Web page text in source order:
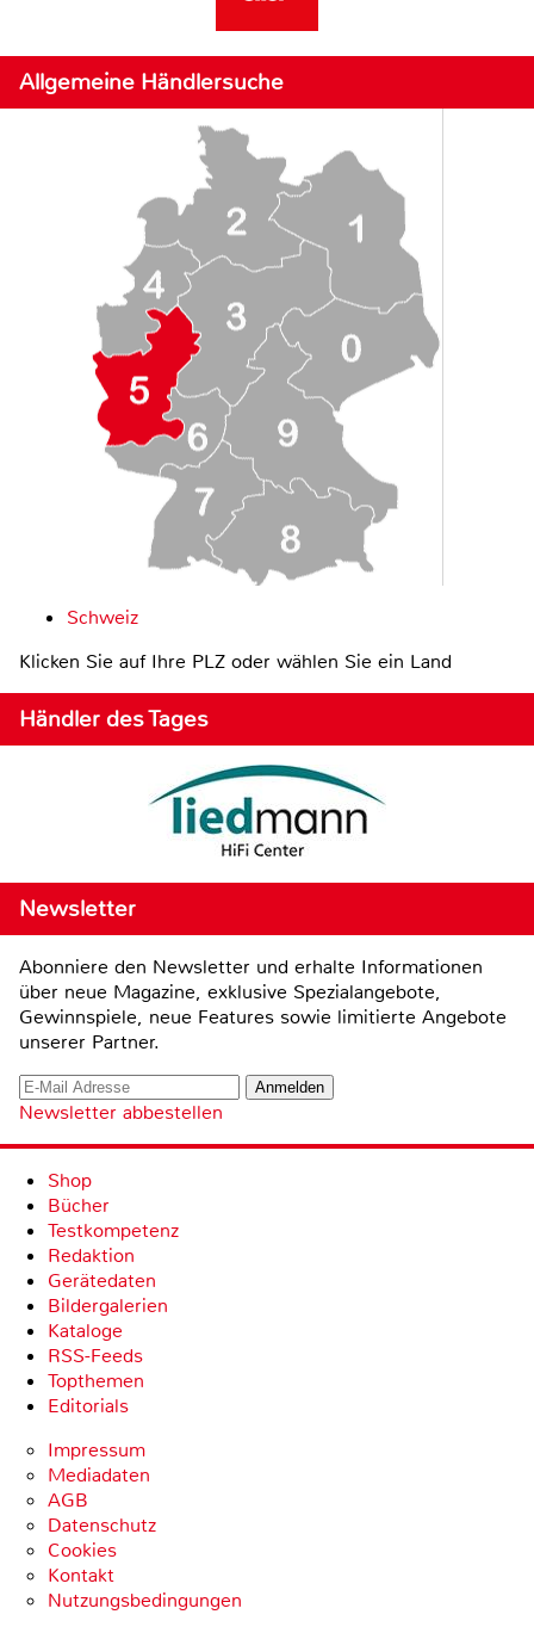
Allgemeine Händlersuche
Schweiz
Klicken Sie auf Ihre PLZ oder wählen Sie ein Land
Händler des Tages
Newsletter
Abonniere den Newsletter und erhalte Informationen
über neue Magazine, exklusive Spezialangebote,
Gewinnspiele, neue Features sowie limitierte Angebote
unserer Partner.
Newsletter abbestellen
Shop
Bücher
Testkompetenz
Redaktion
Gerätedaten
Bildergalerien
Kataloge
RSS-Feeds
Topthemen
Editorials
Impressum
Mediadaten
AGB
Datenschutz
Cookies
Kontakt
Nutzungsbedingungen